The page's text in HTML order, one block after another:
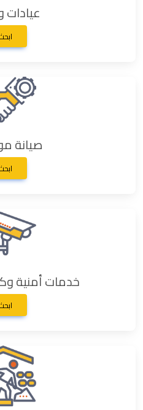
عيادات
صيانة
خدمات أمنية